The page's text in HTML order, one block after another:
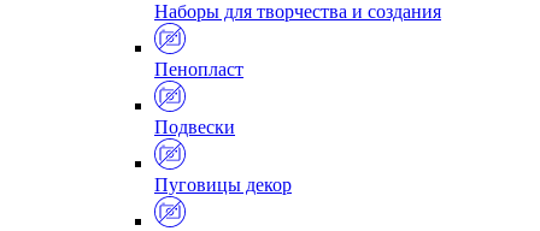
Наборы для творчества и создания
Пенопласт
Подвески
Пуговицы декор